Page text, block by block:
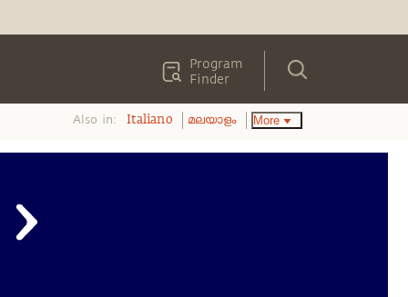
Program
Finder
Also in: Italiano മലയാളം More